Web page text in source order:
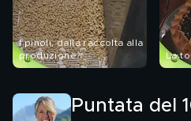
I pinoli, dalla raccolta alla
produzione
La
Puntata del